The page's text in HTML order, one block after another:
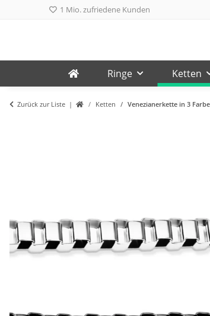
1 Mio. zufriedene Kunden
Ringe Ketten
Zurück zur Liste Ketten Venezianerkette in 3